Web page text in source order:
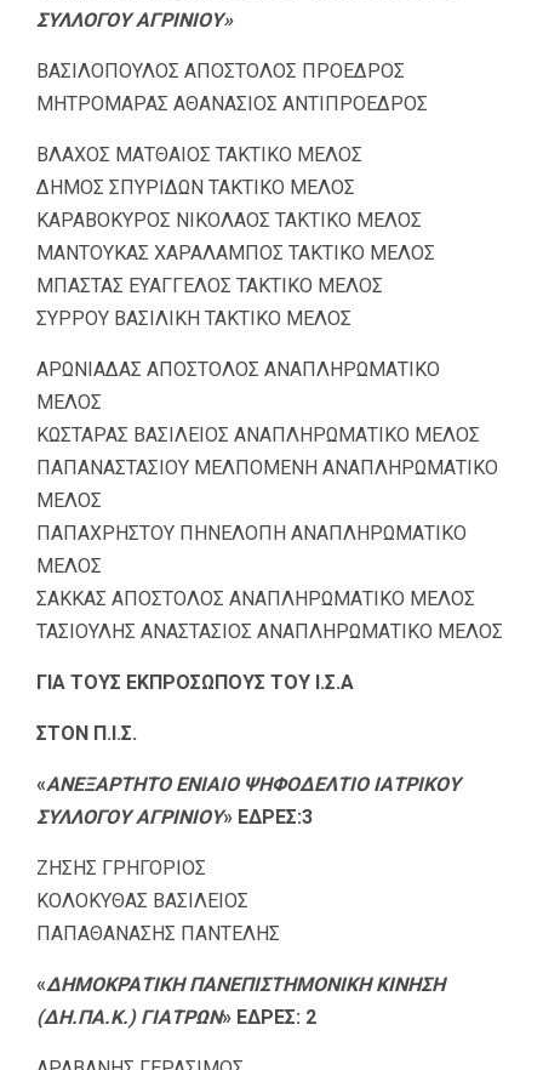
ΣΥΛΛΟΓΟΥ ΑΓΡΙΝΙΟΥ»
ΒΑΣΙΛΟΠΟΥΛΟΣ ΑΠΟΣΤΟΛΟΣ ΠΡΟΕΔΡΟΣ
ΜΗΤΡΟΜΑΡΑΣ ΑΘΑΝΑΣΙΟΣ ΑΝΤΙΠΡΟΕΔΡΟΣ
ΒΛΑΧΟΣ ΜΑΤΘΑΙΟΣ ΤΑΚΤΙΚΟ ΜΕΛΟΣ
ΔΗΜΟΣ ΣΠΥΡΙΔΩΝ ΤΑΚΤΙΚΟ ΜΕΛΟΣ
ΚΑΡΑΒΟΚΥΡΟΣ ΝΙΚΟΛΑΟΣ ΤΑΚΤΙΚΟ ΜΕΛΟΣ
ΜΑΝΤΟΥΚΑΣ ΧΑΡΑΛΑΜΠΟΣ ΤΑΚΤΙΚΟ ΜΕΛΟΣ
ΜΠΑΣΤΑΣ ΕΥΑΓΓΕΛΟΣ ΤΑΚΤΙΚΟ ΜΕΛΟΣ
ΣΥΡΡΟΥ ΒΑΣΙΛΙΚΗ ΤΑΚΤΙΚΟ ΜΕΛΟΣ
ΑΡΩΝΙΑΔΑΣ ΑΠΟΣΤΟΛΟΣ ΑΝΑΠΛΗΡΩΜΑΤΙΚΟ
ΜΕΛΟΣ
ΚΩΣΤΑΡΑΣ ΒΑΣΙΛΕΙΟΣ ΑΝΑΠΛΗΡΩΜΑΤΙΚΟ ΜΕΛΟΣ
ΠΑΠΑΝΑΣΤΑΣΙΟΥ ΜΕΛΠΟΜΕΝΗ ΑΝΑΠΛΗΡΩΜΑΤΙΚΟ
ΜΕΛΟΣ
ΠΑΠΑΧΡΗΣΤΟΥ ΠΗΝΕΛΟΠΗ ΑΝΑΠΛΗΡΩΜΑΤΙΚΟ
ΜΕΛΟΣ
ΣΑΚΚΑΣ ΑΠΟΣΤΟΛΟΣ ΑΝΑΠΛΗΡΩΜΑΤΙΚΟ ΜΕΛΟΣ
ΤΑΣΙΟΥΛΗΣ ΑΝΑΣΤΑΣΙΟΣ ΑΝΑΠΛΗΡΩΜΑΤΙΚΟ ΜΕΛΟΣ
ΓΙΑ ΤΟΥΣ ΕΚΠΡΟΣΩΠΟΥΣ ΤΟΥ Ι.Σ.Α
ΣΤΟΝ Π.Ι.Σ.
«ΑΝΕΞΑΡΤΗΤΟ ΕΝΙΑΙΟ ΨΗΦΟΔΕΛΤΙΟ ΙΑΤΡΙΚΟΥ
ΣΥΛΛΟΓΟΥ ΑΓΡΙΝΙΟΥ» ΕΔΡΕΣ:3
ΖΗΣΗΣ ΓΡΗΓΟΡΙΟΣ
ΚΟΛΟΚΥΘΑΣ ΒΑΣΙΛΕΙΟΣ
ΠΑΠΑΘΑΝΑΣΗΣ ΠΑΝΤΕΛΗΣ
«ΔΗΜΟΚΡΑΤΙΚΗ ΠΑΝΕΠΙΣΤΗΜΟΝΙΚΗ ΚΙΝΗΣΗ
(ΔΗ.ΠΑ.Κ.) ΓΙΑΤΡΩΝ» ΕΔΡΕΣ: 2